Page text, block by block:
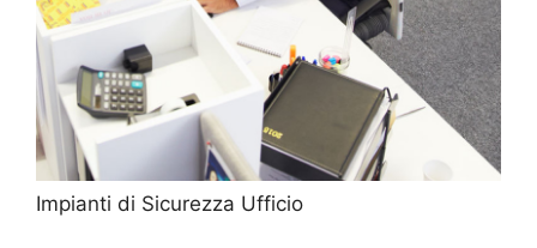
Impianti di Sicurezza Ufficio